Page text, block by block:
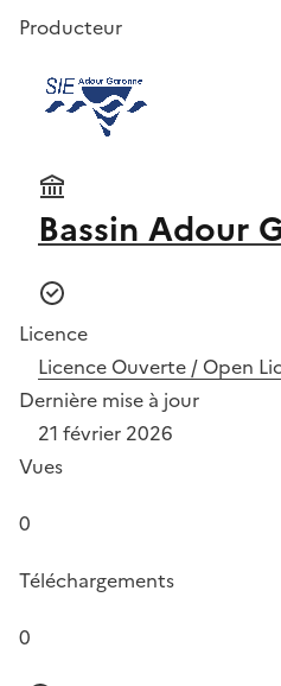
Producteur
Bassin Adour
Licence
Licence Ouverte / Open
Dernière mise à jour
21 février 2026
Vues
0
Téléchargements
0